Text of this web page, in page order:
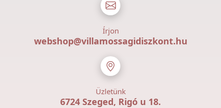
Írjon
webshop@villamossagidiszkont.hu
Üzletünk
6724 Szeged, Rigó u 18.